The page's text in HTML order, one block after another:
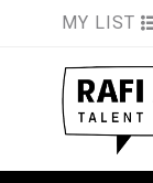
MY LIST